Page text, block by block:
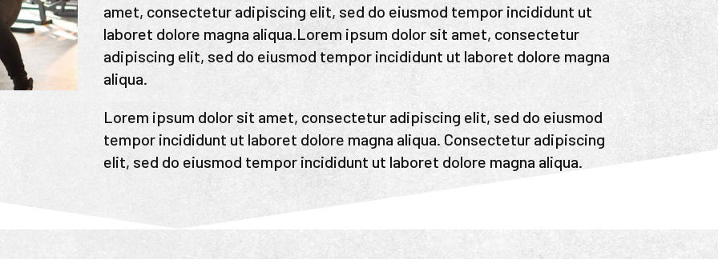
amet, consectetur adipiscing elit, sed do eiusmod tempor incididunt ut
laboret dolore magna aliqua.Lorem ipsum dolor sit amet, consectetur
adipiscing elit, sed do eiusmod tempor incididunt ut laboret dolore magna
aliqua.
Lorem ipsum dolor sit amet, consectetur adipiscing elit, sed do eiusmod
tempor incididunt ut laboret dolore magna aliqua. Consectetur adipiscing
elit, sed do eiusmod tempor incididunt ut laboret dolore magna aliqua.